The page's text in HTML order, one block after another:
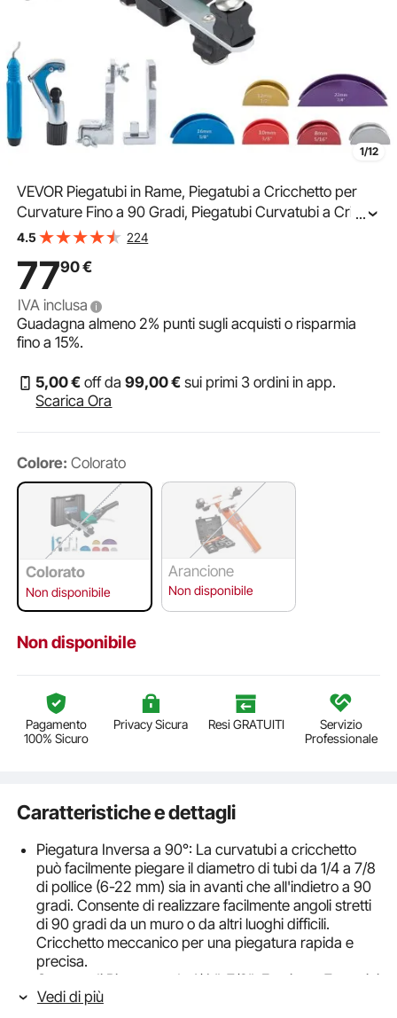
1/12
VEVOR Piegatubi in Rame, Piegatubi a Cricchetto per
Curvature Fino a 90 Gradi, Piegatubi Curvatubi a Cricco
per Refrigerazione HVAC, Strumento di Piegatura Tubi
...
4.5 224
7790€
IVA inclusa
Guadagna almeno2% punti sugli acquisti o risparmia
fino a15%.
5,00€ off da99,00€ sui primi 3 ordini in app.
Scarica Ora
Colore: Colorato
Colorato
Non disponibile
Arancione
Non disponibile
Non disponibile
Pagamento
100% Sicuro
Privacy Sicura Resi GRATUITI
Servizio
Professionale
Caratteristiche e dettagli
Piegatura Inversa a 90°: La curvatubi a cricchetto
può facilmente piegare il diametro di tubi da 1/4 a 7/8
di pollice (6-22 mm) sia in avanti che all'indietro a 90
gradi. Consente di realizzare facilmente angoli stretti
di 90 gradi da un muro o da altri luoghi difficili.
Cricchetto meccanico per una piegatura rapida e
precisa.
Gamma di Piegatura da 1/4 "-7/8": Forniamo 7 matrici
colorate intercambiabili per piegatubi, che vanno da
Vedi di più